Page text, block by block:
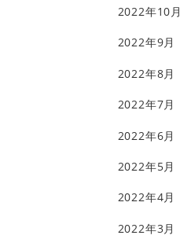
2022年10月
2022年9月
2022年8月
2022年7月
2022年6月
2022年5月
2022年4月
2022年3月